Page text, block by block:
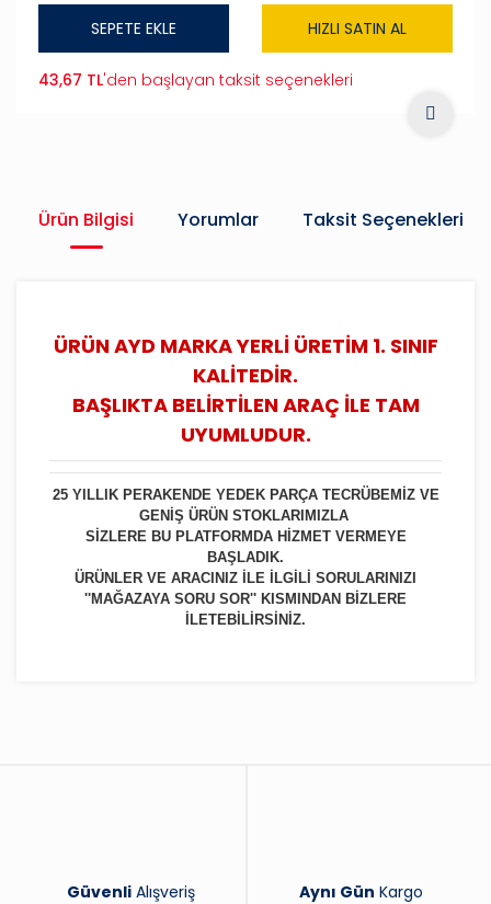
SEPETE EKLE HIZLI SATIN AL
43,67 TL'den başlayan taksit seçenekleri
Ürün Bilgisi Yorumlar Taksit Seçenekleri
ÜRÜN AYD MARKA YERLİ ÜRETİM 1. SINIF
KALİTEDİR.
BAŞLIKTA BELİRTİLEN ARAÇ İLE TAM
UYUMLUDUR.
25 YILLIK PERAKENDE YEDEK PARÇA TECRÜBEMİZ VE
GENİŞ ÜRÜN STOKLARIMIZLA
SİZLERE BU PLATFORMDA HİZMET VERMEYE
BAŞLADIK.
ÜRÜNLER VE ARACINIZ İLE İLGİLİ SORULARINIZI
''MAĞAZAYA SORU SOR'' KISMINDAN BİZLERE
İLETEBİLİRSİNİZ.
Güvenli Alışveriş Aynı Gün Kargo